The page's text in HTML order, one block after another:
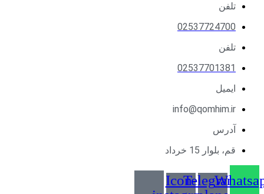
تلفن
02537724700
تلفن
02537701381
ایمیل
info@qomhim.ir
آدرس
قم، بلوار 15 خرداد
Telegram-
Icon-